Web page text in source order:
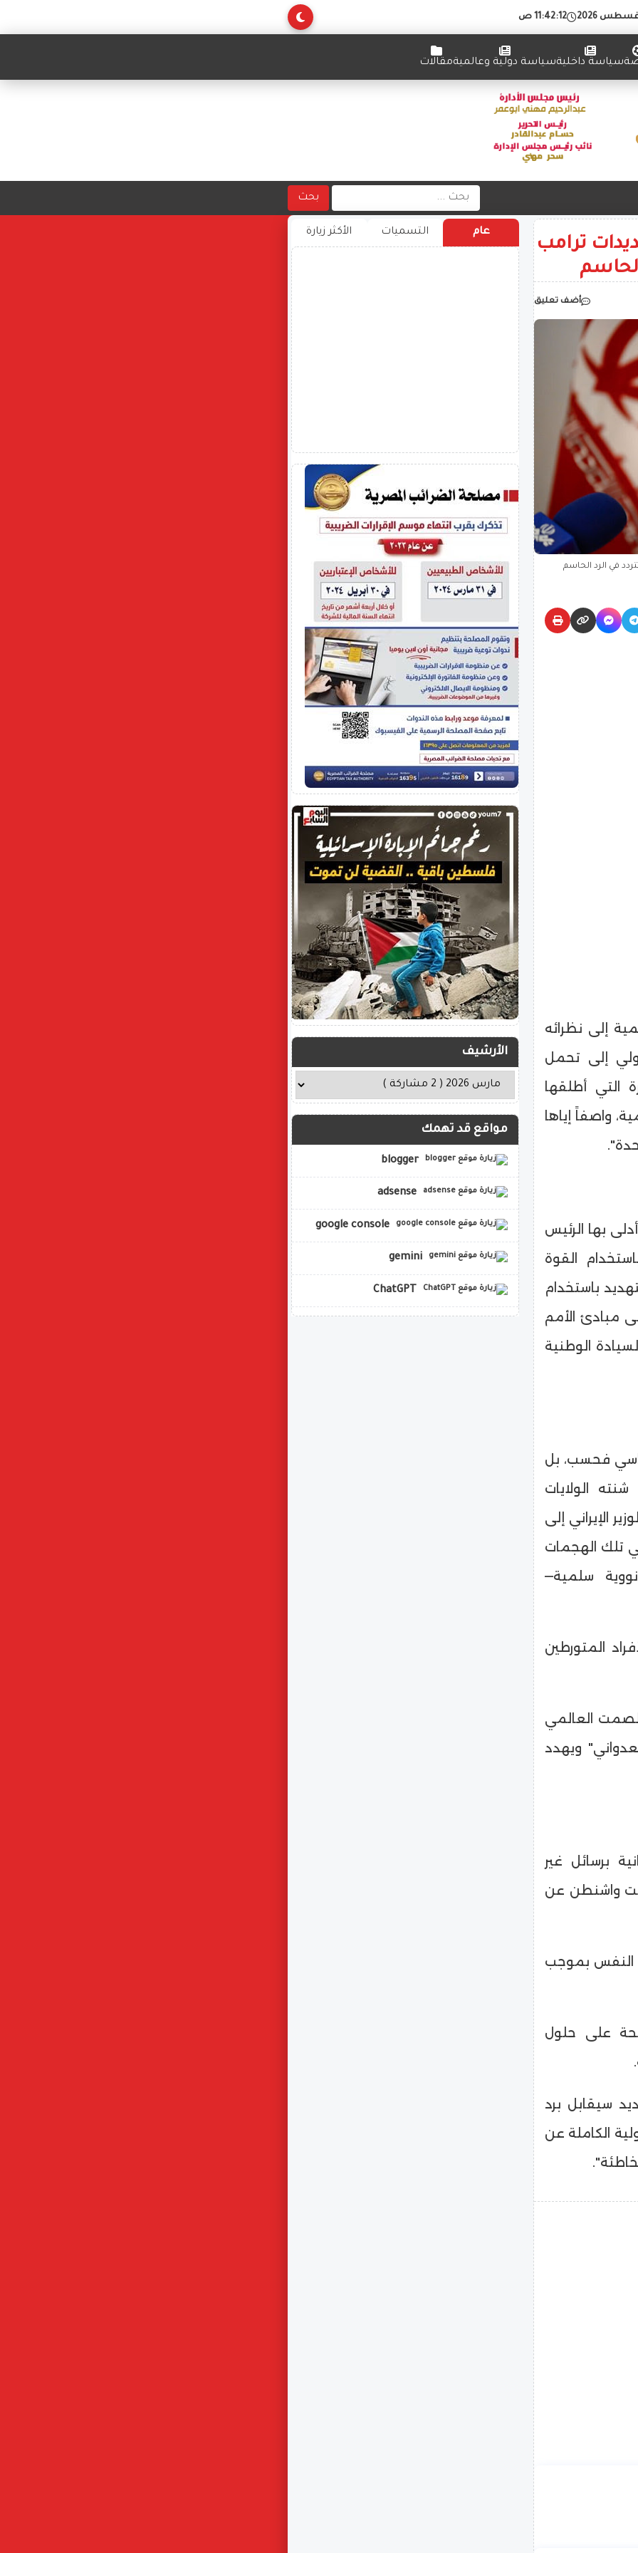
11:42:13 ص
سياسة داخليةسياسة دولية وعالميةمقالات
بحث
ترامب
أضف تعليق
في الرد الحاسم
إلى نظرائه
إلى تحمل
التي أطلقها
واصفاً إياها
بها الرئيس
فيها باستخدام القوة
باستخدام
مبادئ الأمم
الوطنية
فحسب، بل
الولايات
في يونيو 2025. وأشار الوزير الإيراني إلى
في تلك الهجمات
سلمية—
المتورطين
العالمي
ويهدد
برسائل غير
واشنطن عن
النفس بموجب
على حلول
سيقابل برد
الكاملة عن
عام التسميات الأكثر زيارة
الأرشيف
مواقع قد تهمك
blogger